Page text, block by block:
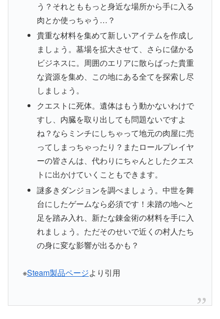
う？それとももっと身近な場所から手に入る
肉とか使っちゃう…？
貴重な材料を集めて新しいアイテムを作成し
ましょう。墓場を拡大させて、さらに儲かる
ビジネスに。周囲のエリアに散らばった貴重
な資源を集め、この地にある全てを探索し尽
しましょう。
クエストに死体。遺体はもう動かないわけで
すし、内臓を取り出しても問題ないですよ
ね？ならミンチにしちゃって地元の肉屋に売
ってしまっちゃったり？またロールプレイヤ
ーの皆さんは、代わりにちゃんとしたクエス
トに出かけていくこともできます。
謎多きダンジョンを調べましょう。中世を舞
台にしたゲームなら必須です！未踏の地へと
足を踏み入れ、新たな錬金術の材料を手に入
れましょう。ただそのせいで近くの村人たち
の身に変な影響が出るかも？
※Steam製品ページより引用